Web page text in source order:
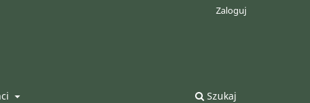
Szukaj
Zaloguj